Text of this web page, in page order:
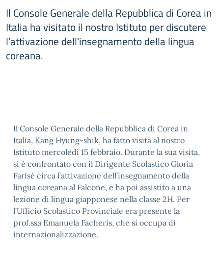
Il Console Generale della Repubblica di Corea in
Italia ha visitato il nostro Istituto per discutere
l'attivazione dell'insegnamento della lingua
coreana.
Il Console Generale della Repubblica di Corea in
Italia, Kang Hyung-shik, ha fatto visita al nostro
Istituto mercoledì 15 febbraio. Durante la sua visita,
si è confrontato con il Dirigente Scolastico Gloria
Farisé circa l’attivazione dell’insegnamento della
lingua coreana al Falcone, e ha poi assistito a una
lezione di lingua giapponese nella classe 2H. Per
l’Ufficio Scolastico Provinciale era presente la
prof.ssa Emanuela Facheris, che si occupa di
internazionalizzazione.